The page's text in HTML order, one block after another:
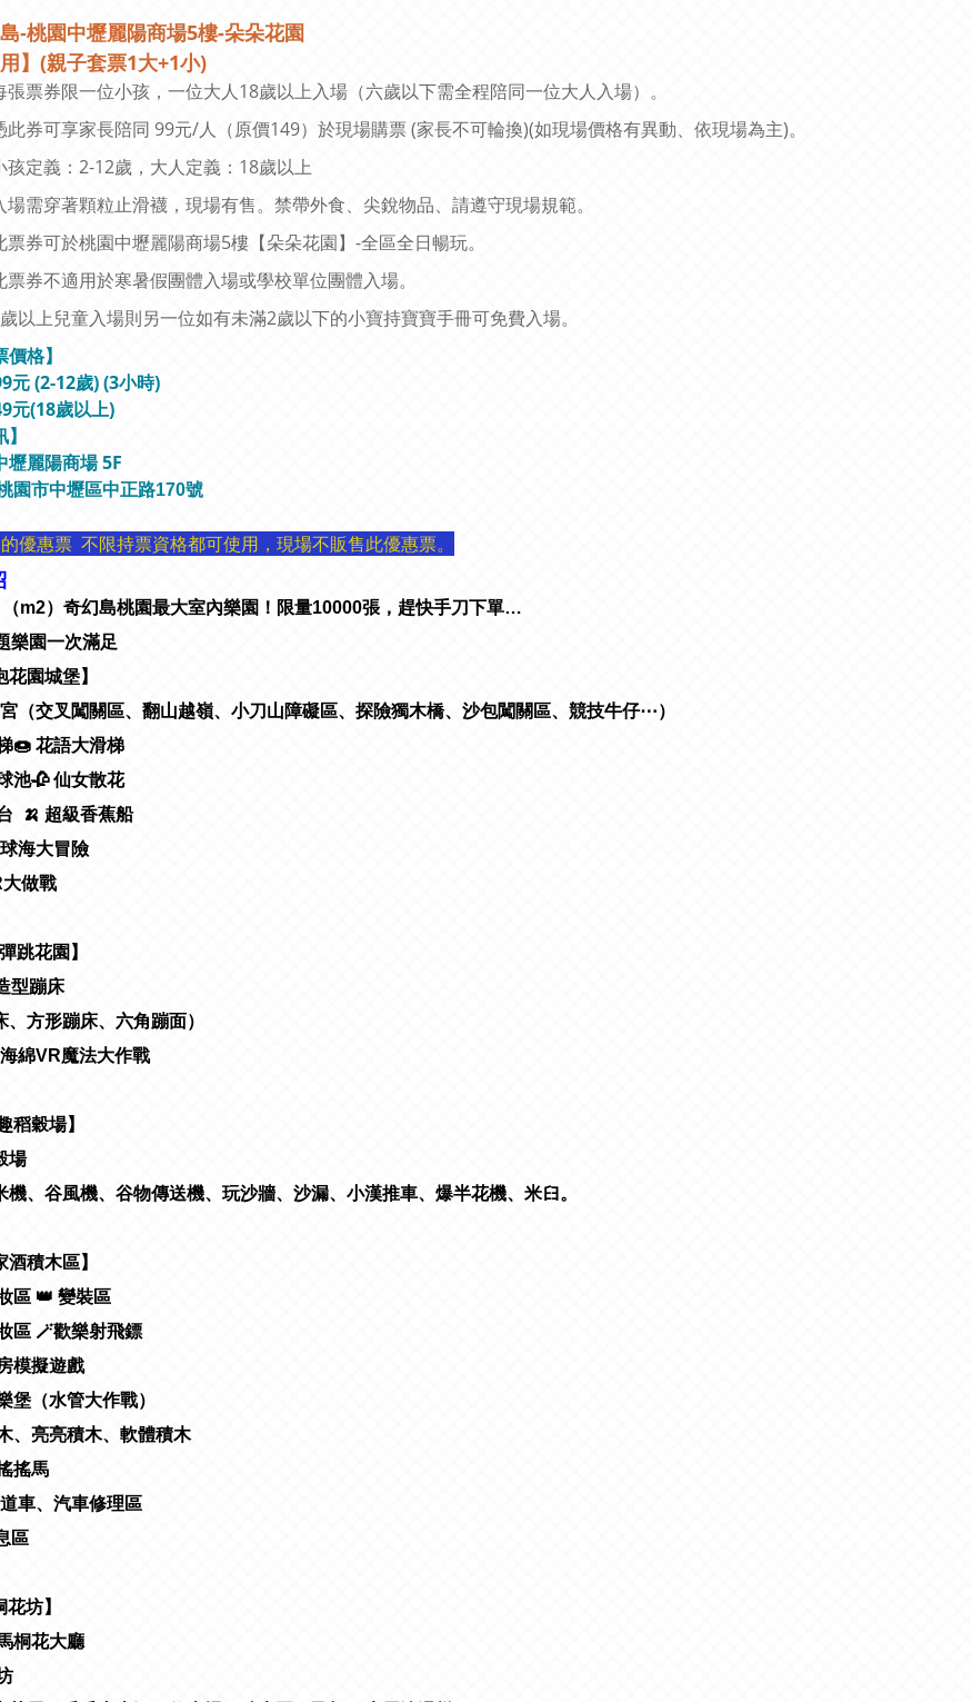
-桃園中壢麗陽商場5樓-朵朵花園
】(親子套票1大+1小)
張票券限一位小孩，一位大人18歲以上入場（六歲以下需全程陪同一位大人入場）。
此券可享家長陪同 99元/人（原價149）於現場購票 (家長不可輪換)(如現場價格有異動、依現場為主)。
孩定義：2-12歲，大人定義：18歲以上
場需穿著顆粒止滑襪，現場有售。禁帶外食、尖銳物品、請遵守現場規範。
票券可於桃園中壢麗陽商場5樓【朵朵花園】-全區全日暢玩。
票券不適用於寒暑假團體入場或學校單位團體入場。
以上兒童入場則另一位如有未滿2歲以下的小寶持寶寶手冊可免費入場。
價格】
元 (2-12歲) (3小時)
元(18歲以上)
】
壢麗陽商場 5F
園市中壢區中正路170號
優惠票 不限持票資格都可使用，現場不販售此優惠票。
m2）奇幻島桃園最大室內樂園！限量10000張，趕快手刀下單…
樂園一次滿足
園城堡】
宮（交叉闖關區、翻山越嶺、小刀山障礙區、探險獨木橋、沙包闖關區、競技牛仔⋯）
🍩 花語大滑梯
池🥀 仙女散花
🍌 超級香蕉船
海大冒險
做戰
跳花園】
型蹦床
、方形蹦床、六角蹦面）
綿VR魔法大作戰
稻穀場】
場
機、谷風機、谷物傳送機、玩沙牆、沙漏、小漢推車、爆半花機、米𦥑。
酒積木區】
區 👑 變裝區
區 🪄歡樂射飛鏢
模擬遊戲
堡（水管大作戰）
、亮亮積木、軟體積木
搖馬
車、汽車修理區
區
坊】
桐花大廳